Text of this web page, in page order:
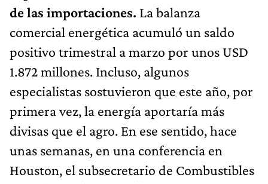
de las importaciones. La balanza
comercial energética acumuló un saldo
positivo trimestral a marzo por unos USD
1.872 millones. Incluso, algunos
especialistas sostuvieron que este año, por
primera vez, la energía aportaría más
divisas que el agro. En ese sentido, hace
unas semanas, en una conferencia en
Houston, el subsecretario de Combustibles